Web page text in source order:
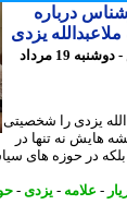
درباره
یزدی
1 ساعت پیش - دوشنبه 19 مرداد
یزدی را شخصیتی
نه تنها در
حوزه های سیاسی،
علامه-یزدی-حوزه